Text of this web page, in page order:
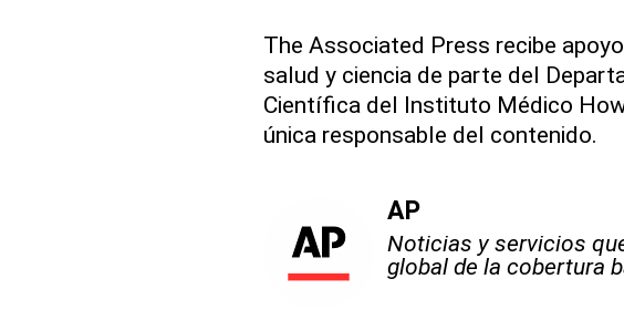
The Associated Press recibe
salud y ciencia de parte del
Científica del Instituto Médico
única responsable del contenido.
AP
Noticias y servicios
global de la cobertura